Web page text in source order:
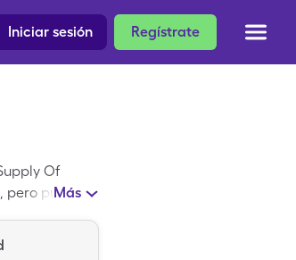
Regístrate
Iniciar sesión
Of
pero puedes
Más